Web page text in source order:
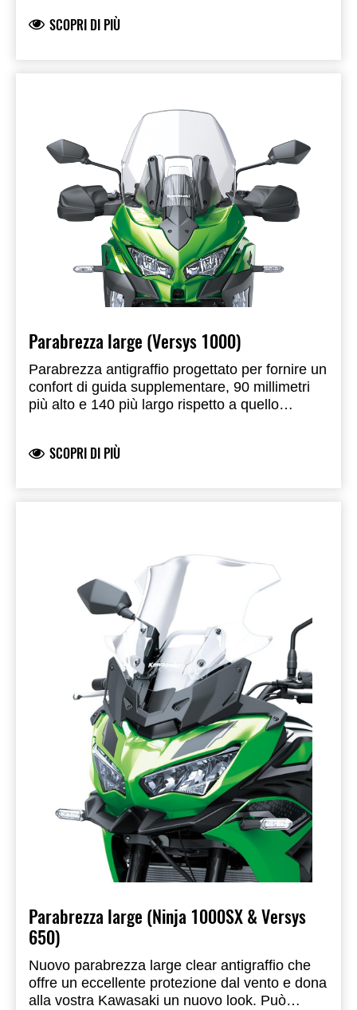
vento verso l'alto.
SCOPRI DI PIÙ
Parabrezza large (Versys 1000)
Parabrezza antigraffio progettato per fornire un
confort di guida supplementare, 90 millimetri
più alto e 140 più largo rispetto a quello
stradale. Di serie su Versys 1000 SE.
SCOPRI DI PIÙ
Parabrezza large (Ninja 1000SX & Versys
650)
Nuovo parabrezza large clear antigraffio che
offre un eccellente protezione dal vento e dona
alla vostra Kawasaki un nuovo look. Può